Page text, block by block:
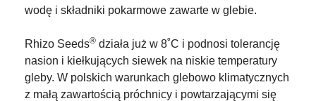
wodę i składniki pokarmowe zawarte w glebie.
Rhizo Seeds® działa już w 8˚C i podnosi tolerancję
nasion i kiełkujących siewek na niskie temperatury
gleby. W polskich warunkach glebowo klimatycznych
z małą zawartością próchnicy i powtarzającymi się